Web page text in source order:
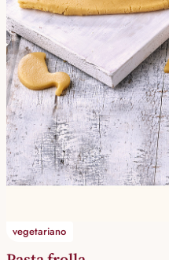
vegetariano